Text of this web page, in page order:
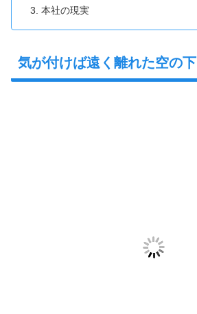
本社の現実
気が付けば遠く離れた空の下